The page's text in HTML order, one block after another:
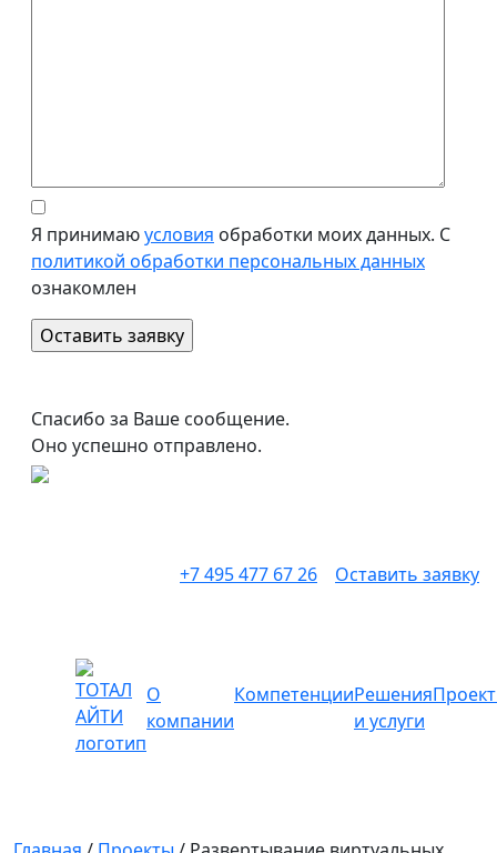
Я принимаюусловия обработки моих данных. С
политикой обработки персональных данных
ознакомлен
Спасибо за Ваше сообщение.
Оно успешно отправлено.
+7 495 477 67 26 Оставить заявку
О
компании
КомпетенцииРешения
и услуги